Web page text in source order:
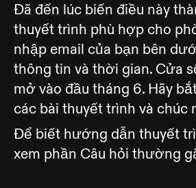
Đã đến lúc biến điều này
thuyết trình phù hợp cho
nhập email của bạn bên
thông tin và thời gian. Cửa
mở vào đầu tháng 6. Hãy
các bài thuyết trình và chúc
Để biết hướng dẫn thuyết
xem phần Câu hỏi thường